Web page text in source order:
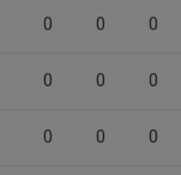
0 0 0
0 0 0
0 0 0